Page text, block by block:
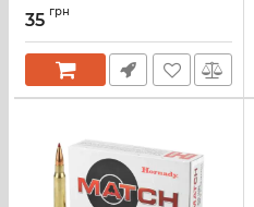
35 грн